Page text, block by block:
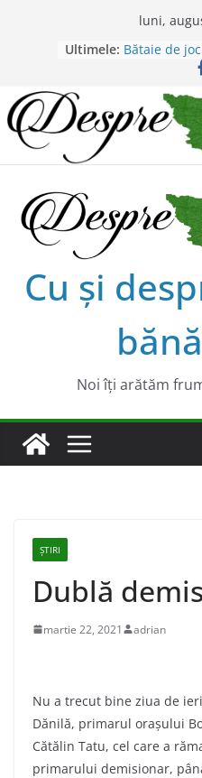
luni,
Ultimele:
Chilipiruri
bănăţeni !
Bătaie de
Lansarea
în Timișoara
Alex
satului
Alexandru
Cu şi
Noi îţi arătăm
ȘTIRI
Dublă
martie 22, 2021 adrian
Nu a trecut bine ziua de
Dănilă, primarul orașului
Cătălin Tatu, cel care a
primarului demisionar,